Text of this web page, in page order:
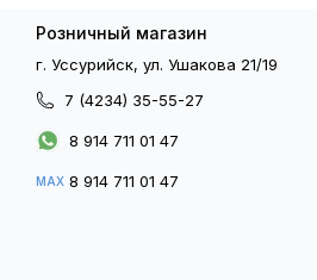
Розничный магазин
г. Уссурийск, ул. Ушакова 21/19
7 (4234) 35-55-27
8 914 711 01 47
MAX 8 914 711 01 47